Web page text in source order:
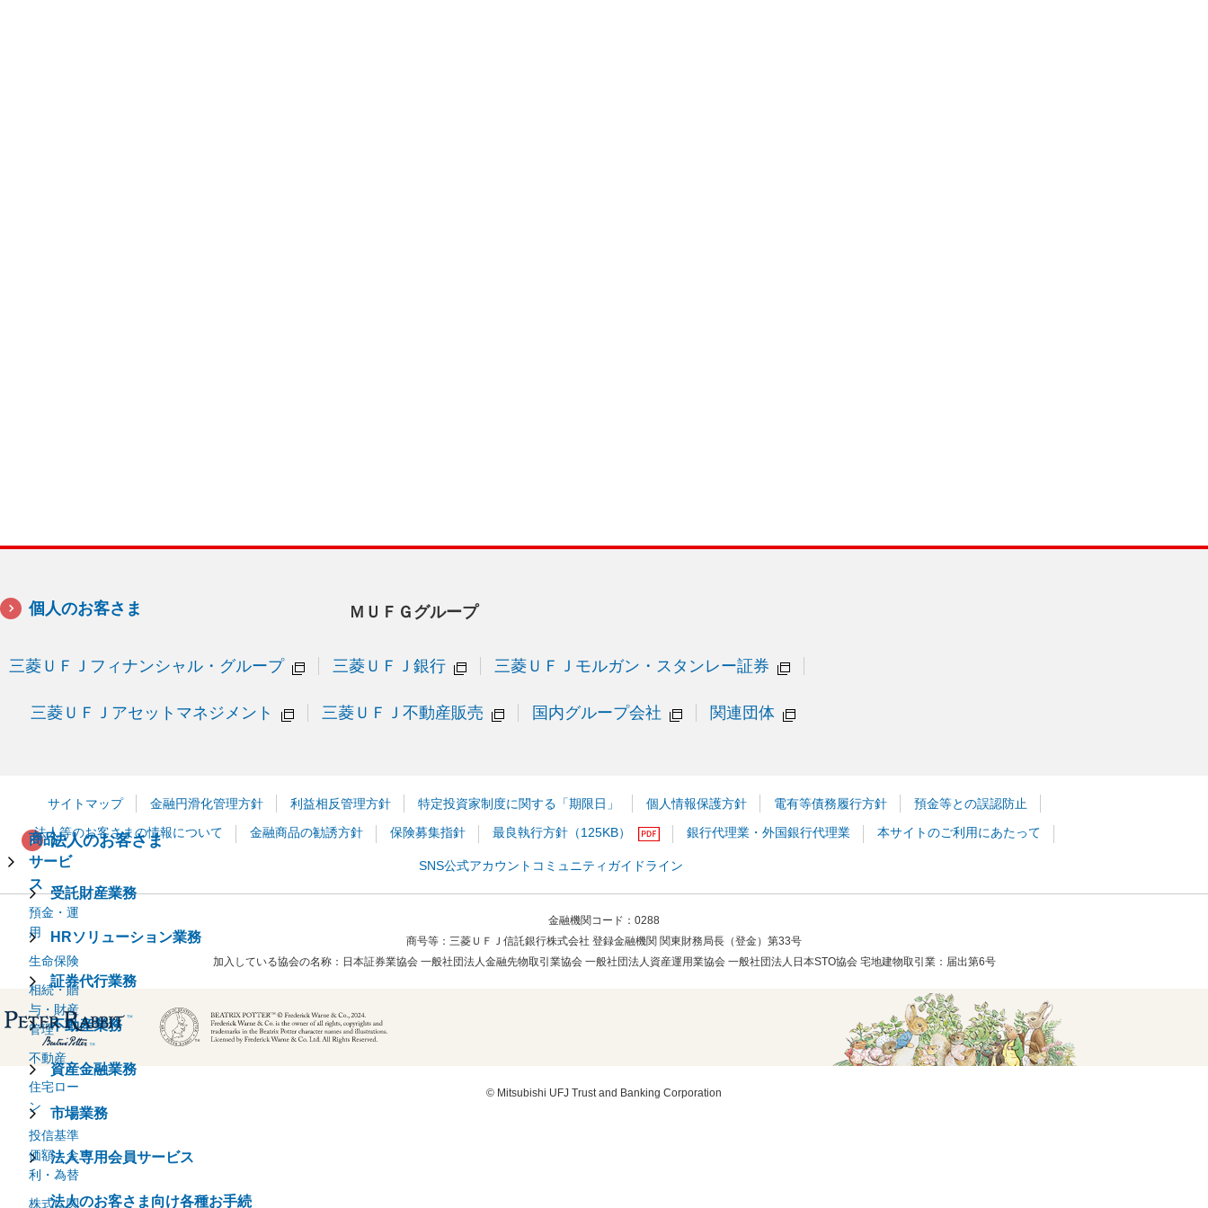
個人のお客さま
商品・
サービ
ス
預金・運
用
生命保険
相続・贈
与・財産
管理
不動産
住宅ロー
ン
投信基準
価額・金
利・為替
株式に関
法人のお客さま
受託財産業務
HRソリューション業務
証券代行業務
不動産業務
資産金融業務
市場業務
法人専用会員サービス
法人のお客さま向け各種お手続
ＭＵＦＧグループ
三菱ＵＦＪフィナンシャル・グループ 三菱ＵＦＪ銀行 三菱ＵＦＪモルガン・スタンレー証券
三菱ＵＦＪアセットマネジメント 三菱ＵＦＪ不動産販売 国内グループ会社 関連団体
サイトマップ 金融円滑化管理方針 利益相反管理方針 特定投資家制度に関する「期限日」 個人情報保護方針 電有等債務履行方針
預金等との誤認防止
法人等のお客さまの情報について
金融商品の勧誘方針 保険募集指針 最良執行方針（125KB） 銀行代理業・外国銀行代理業 本サイトのご利用にあたって
SNS公式アカウントコミュニティガイドライン
金融機関コード
0288
商号等
三菱ＵＦＪ信託銀行株式会社 登録金融機関 関東財務局長（登金）第33号
加入している協会の名称
日本証券業協会 一般社団法人金融先物取引業協会 一般社団法人資産運用業協会 一般社団法人日本STO協会宅地建物取引業 届出第6号
© Mitsubishi UFJ Trust and Banking Corporation